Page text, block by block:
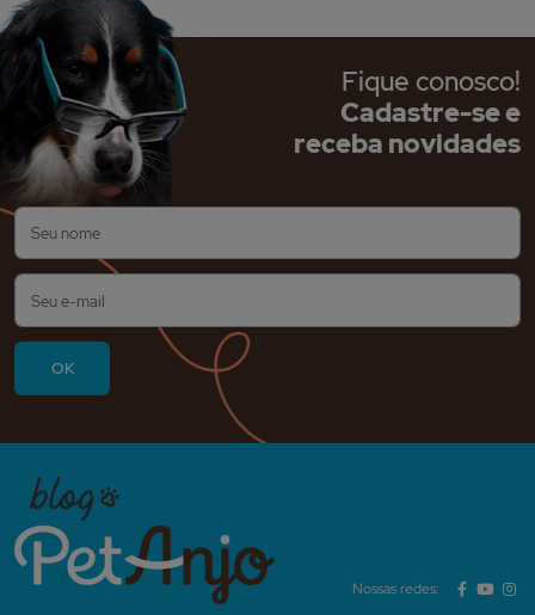
Fique conosco!
Cadastre-se e
receba novidades
Nossas redes: